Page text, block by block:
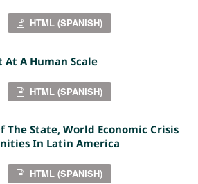
HTML (SPANISH)
A Human Scale
HTML (SPANISH)
State, World Economic Crisis
In Latin America
HTML (SPANISH)